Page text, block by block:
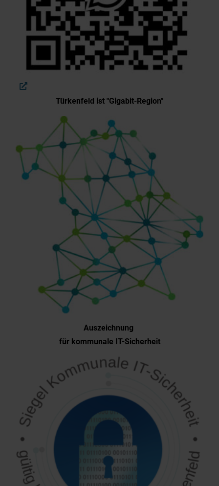
Türkenfeld ist "Gigabit-Region"
Auszeichnung
für kommunale IT-Sicherheit